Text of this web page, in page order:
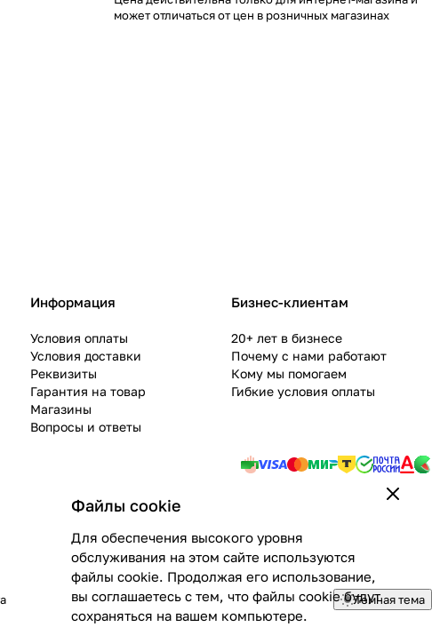
может отличаться от цен в розничных магазинах
Информация
Условия оплаты
Условия доставки
Реквизиты
Гарантия на товар
Магазины
Вопросы и ответы
Бизнес-клиентам
20+ лет в бизнесе
Почему с нами работают
Кому мы помогаем
Гибкие условия оплаты
Темная тема
Файлы cookie
Для обеспечения высокого уровня
обслуживания на этом сайте используются
файлы cookie. Продолжая его использование,
вы соглашаетесь с тем, что файлы cookie будут
сохраняться на вашем компьютере.